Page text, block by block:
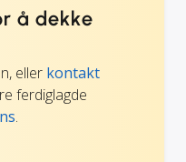
å dekke
eller kontakt
ferdiglagde
.